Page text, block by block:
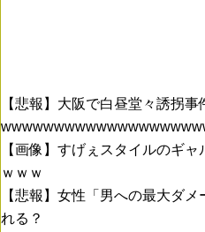
【悲報】大阪で白昼堂々誘拐事
【画像】すげぇスタイルのギ
ｗｗｗ
【悲報】女性「男への最大ダ
れる？